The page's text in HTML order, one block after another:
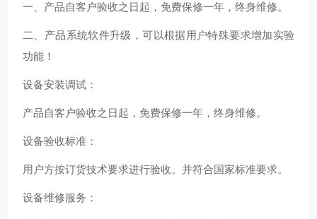
一、产品自客户验收之日起，免费保修一年，终身维修。
二、产品系统软件升级，可以根据用户特殊要求增加实验
功能！
设备安装调试：
产品自客户验收之日起，免费保修一年，终身维修。
设备验收标准：
用户方按订货技术要求进行验收。并符合国家标准要求。
设备维修服务：